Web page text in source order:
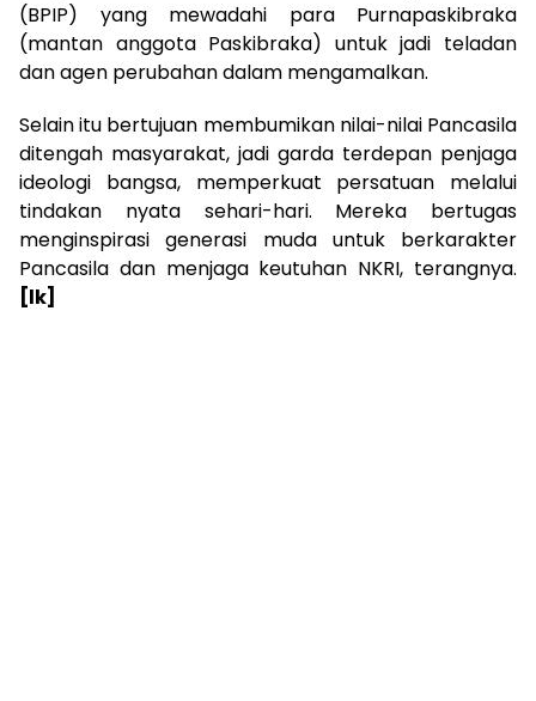
(BPIP) yang mewadahi para Purnapaskibraka
(mantan anggota Paskibraka) untuk jadi teladan
dan agen perubahan dalam mengamalkan.
Selain itu bertujuan membumikan nilai-nilai Pancasila
ditengah masyarakat, jadi garda terdepan penjaga
ideologi bangsa, memperkuat persatuan melalui
tindakan nyata sehari-hari. Mereka bertugas
menginspirasi generasi muda untuk berkarakter
Pancasila dan menjaga keutuhan NKRI, terangnya.
[lk]